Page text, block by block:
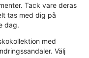
Tack vare deras
tas med dig på
dag.
med
Välj